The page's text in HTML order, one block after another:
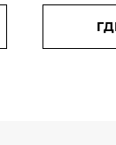
Филлер с
15 мл